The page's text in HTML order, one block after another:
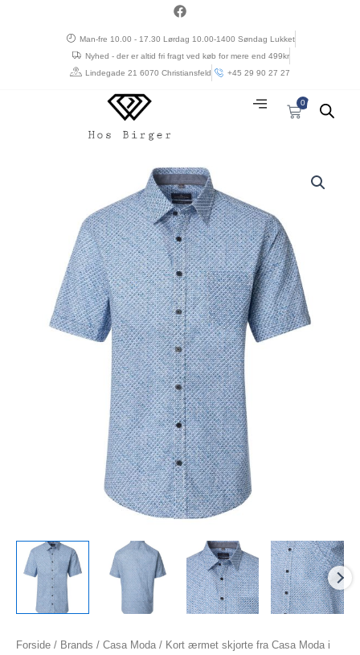
a
e
o
o
Man-fre 10.00 - 17.30 Lørdag 10.00-1400 Søndag Lukket
Nyhed - der er altid fri fragt ved køb for mere end 499kr
Lindegade 21 6070 Christiansfeld
+45 29 90 27 27
0
Kurv
Forside / Brands / Casa Moda / Kort ærmet skjorte fra Casa Moda i
mønster